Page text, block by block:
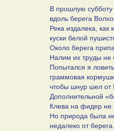
В прошлую
вдоль берега
Река издалека,
куски белой
Около берега
Налим их труды не
Попытался я
граммовая
чтобы шнур шел от
Дополнительной
Клева на фидер не
Но природа была
недалеко от